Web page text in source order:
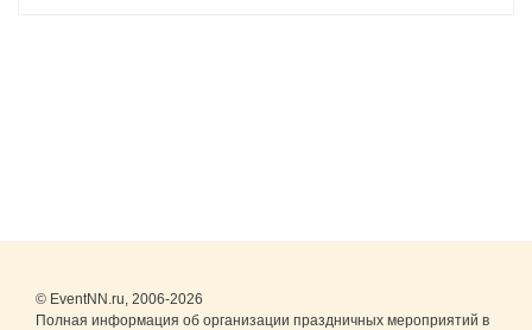
© EventNN.ru, 2006-2026
Полная информация об организации праздничных мероприятий в